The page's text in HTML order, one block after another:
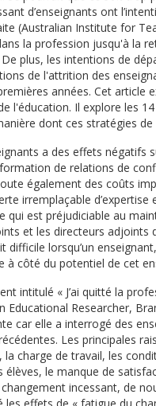
d’enseignants ont
(Australian Institute for
la profession jusqu'à la
plus, les intentions de
de l'attrition des
années. Cet
l'éducation. Il explore les
dont ces stratégies
a des effets
de relations de
également des coûts
irremplaçable
qui est préjudiciable au
et les directeurs adjoints
difficile lorsqu’un
à côté du potentiel de cet
intitulé « J’ai quitté la
Educational Researcher,
car elle a interrogé des
Les principales
la charge de travail, les
le manque de
changement incessant, de
les effets de « fatigue du